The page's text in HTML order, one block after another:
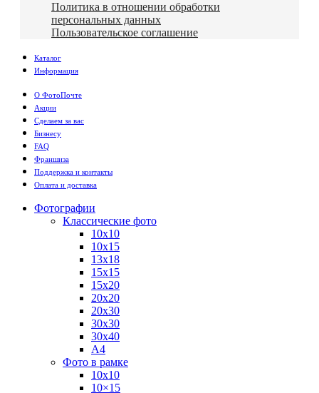
Политика в отношении обработки
персональных данных
Пользовательское соглашение
Каталог
Информация
О ФотоПочте
Акции
Сделаем за вас
Бизнесу
FAQ
Франшиза
Поддержка и контакты
Оплата и доставка
Фотографии
Классические фото
10х10
10х15
13х18
15х15
15х20
20х20
20х30
30х30
30х40
А4
Фото в рамке
10х10
10×15